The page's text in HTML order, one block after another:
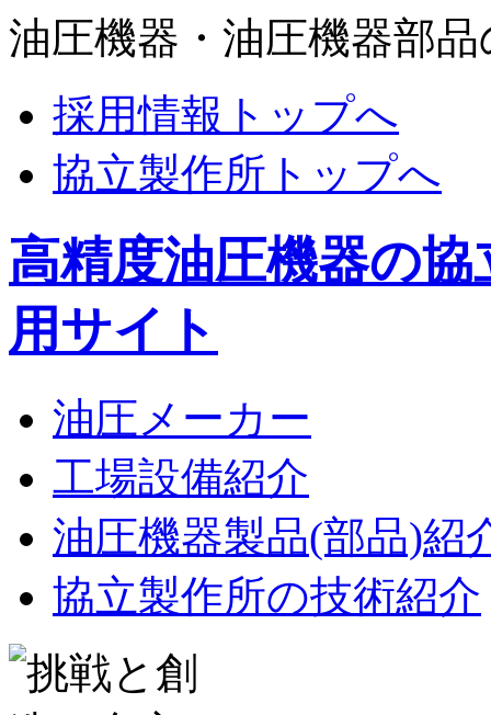
油圧機器・油圧機器部
採用情報トップへ
協立製作所トップへ
高精度油圧機器の
用サイト
油圧メーカー
工場設備紹介
油圧機器製品(部品)紹
協立製作所の技術紹介